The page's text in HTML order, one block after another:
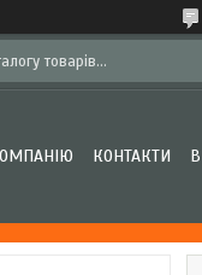
КОНТАКТИ